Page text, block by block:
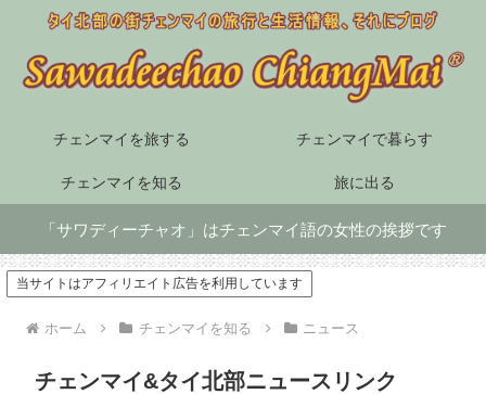
チェンマイを旅する チェンマイで暮らす
チェンマイを知る 旅に出る
「サワディーチャオ」はチェンマイ語の女性の挨拶です
当サイトはアフィリエイト広告を利用しています
ホーム チェンマイを知る ニュース
チェンマイ&タイ北部ニュースリンク